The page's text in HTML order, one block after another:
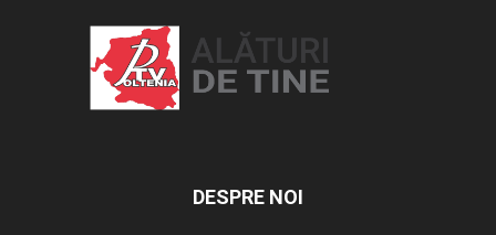
DESPRE NOI